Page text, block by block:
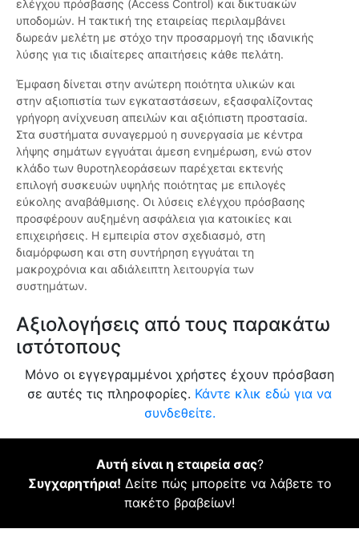
ελέγχου πρόσβασης (Access Control) και δικτυακών
υποδομών. Η τακτική της εταιρείας περιλαμβάνει
δωρεάν μελέτη με στόχο την προσαρμογή της ιδανικής
λύσης για τις ιδιαίτερες απαιτήσεις κάθε πελάτη.
Έμφαση δίνεται στην ανώτερη ποιότητα υλικών και
στην αξιοπιστία των εγκαταστάσεων, εξασφαλίζοντας
γρήγορη ανίχνευση απειλών και αξιόπιστη προστασία.
Στα συστήματα συναγερμού η συνεργασία με κέντρα
λήψης σημάτων εγγυάται άμεση ενημέρωση, ενώ στον
κλάδο των θυροτηλεοράσεων παρέχεται εκτενής
επιλογή συσκευών υψηλής ποιότητας με επιλογές
εύκολης αναβάθμισης. Οι λύσεις ελέγχου πρόσβασης
προσφέρουν αυξημένη ασφάλεια για κατοικίες και
επιχειρήσεις. Η εμπειρία στον σχεδιασμό, στη
διαμόρφωση και στη συντήρηση εγγυάται τη
μακροχρόνια και αδιάλειπτη λειτουργία των
συστημάτων.
Αξιολογήσεις από τους παρακάτω
ιστότοπους
Μόνο οι εγγεγραμμένοι χρήστες έχουν πρόσβαση
σε αυτές τις πληροφορίες. Κάντε κλικ εδώ για να
συνδεθείτε.
Αυτή είναι η εταιρεία σας?
Συγχαρητήρια! Δείτε πώς μπορείτε να λάβετε το
πακέτο βραβείων!